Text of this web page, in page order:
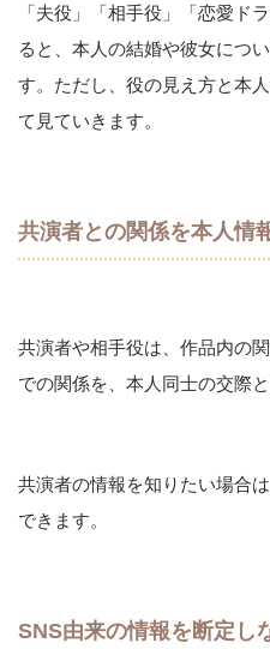
「夫役」「相手役」「恋愛ド
ると、本人の結婚や彼女につ
す。ただし、役の見え方と本
て見ていきます。
共演者との関係を本人情
共演者や相手役は、作品内の
での関係を、本人同士の交際
共演者の情報を知りたい場合
できます。
SNS由来の情報を断定し